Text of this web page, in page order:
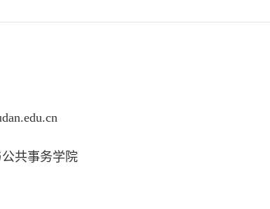
毕业院校：美国密歇根大学
共事务学院